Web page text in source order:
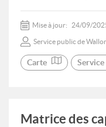
Mise à jour: 24/09/
Service public de
Carte Service
Matrice des